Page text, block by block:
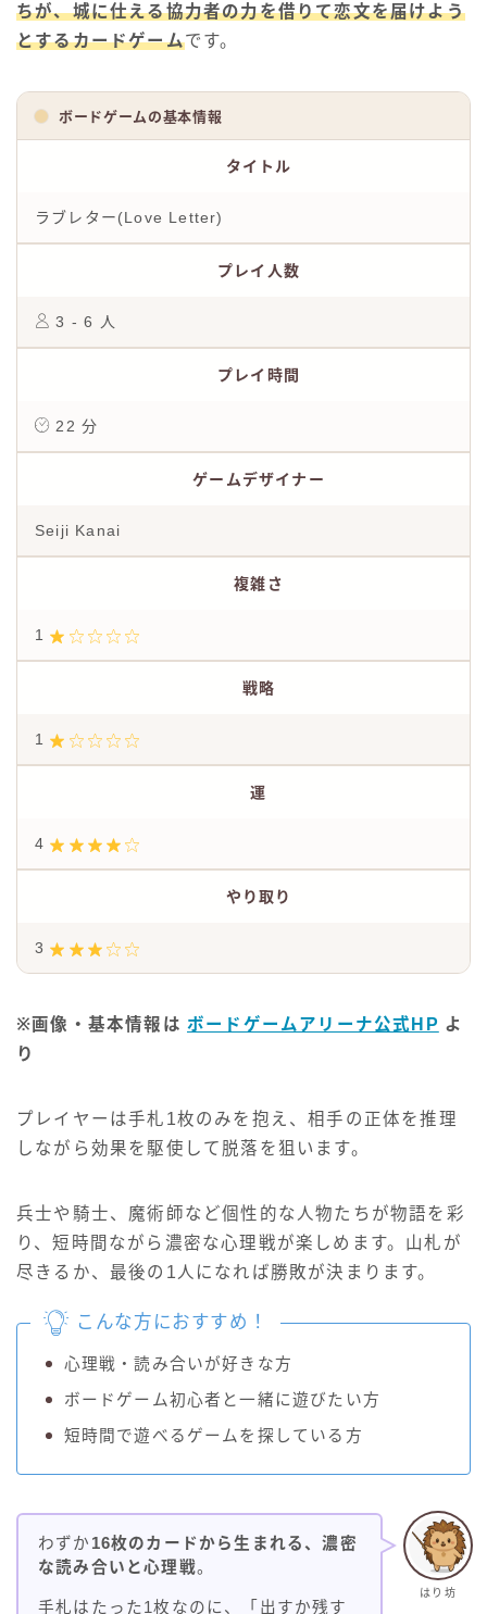
ちが、城に仕える協力者の力を借りて恋文を届けよう
とするカードゲームです。
ボードゲームの基本情報
タイトル
ラブレター(Love Letter)
プレイ人数
3 - 6 人
プレイ時間
22 分
ゲームデザイナー
Seiji Kanai
複雑さ
1
戦略
1
運
4
やり取り
3
※画像・基本情報は ボードゲームアリーナ公式HP よ
り
プレイヤーは手札1枚のみを抱え、相手の正体を推理
しながら効果を駆使して脱落を狙います。
兵士や騎士、魔術師など個性的な人物たちが物語を彩
り、短時間ながら濃密な心理戦が楽しめます。山札が
尽きるか、最後の1人になれば勝敗が決まります。
こんな方におすすめ！
心理戦・読み合いが好きな方
ボードゲーム初心者と一緒に遊びたい方
短時間で遊べるゲームを探している方
はり坊
わずか 16枚のカードから生まれる、濃密
な読み合いと心理戦。
手札はたった1枚なのに、「出すか残す